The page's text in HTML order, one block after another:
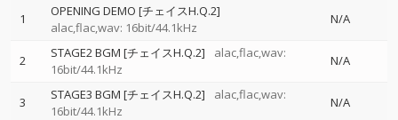
1
OPENING DEMO [チェイスH.Q.2]
alac,flac,wav: 16bit/44.1kHz
N/A
2 STAGE2 BGM [チェイスH.Q.2]
alac,flac,wav:
16bit/44.1kHz
N/A
3 STAGE3 BGM [チェイスH.Q.2]
alac,flac,wav:
16bit/44.1kHz
N/A